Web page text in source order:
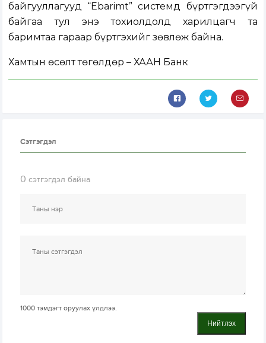
байгууллагууд “Ebarimt” системд бүртгэгдээгүй
байгаа тул энэ тохиолдолд харилцагч та
баримтаа гараар бүртгэхийг зөвлөж байна.
Хамтын өсөлт төгөлдөр – ХААН Банк
Сэтгэгдэл
0 сэтгэгдэл байна
1000 тэмдэгт оруулах үлдлээ.
Нийтлэх